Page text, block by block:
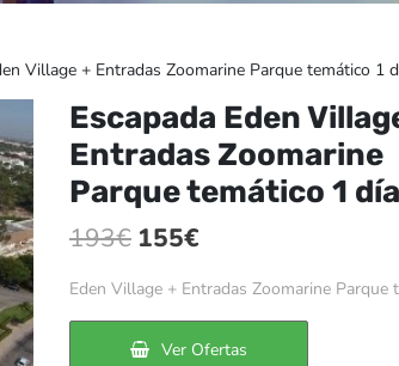
Village + Entradas Zoomarine Parque temático 1
Escapada Eden
Entradas Zoomarine
Parque temático 1 día
193€ El
precio
era:
155€El
precio
es:
Eden Village + Entradas Zoomarine Parque
Ver Ofertas